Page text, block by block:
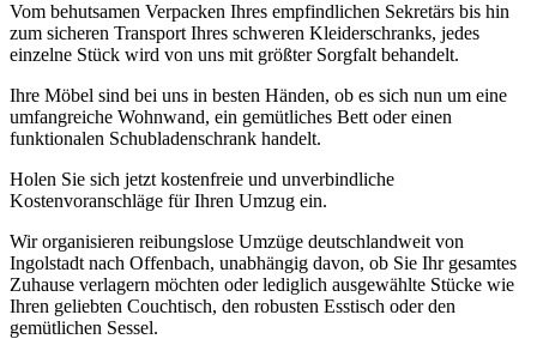
Vom behutsamen Verpacken Ihres empfindlichen Sekretärs bis hin
zum sicheren Transport Ihres schweren Kleiderschranks, jedes
einzelne Stück wird von uns mit größter Sorgfalt behandelt.
Ihre Möbel sind bei uns in besten Händen, ob es sich nun um eine
umfangreiche Wohnwand, ein gemütliches Bett oder einen
funktionalen Schubladenschrank handelt.
Holen Sie sich jetzt kostenfreie und unverbindliche
Kostenvoranschläge für Ihren Umzug ein.
Wir organisieren reibungslose Umzüge deutschlandweit von
Ingolstadt nach Offenbach, unabhängig davon, ob Sie Ihr gesamtes
Zuhause verlagern möchten oder lediglich ausgewählte Stücke wie
Ihren geliebten Couchtisch, den robusten Esstisch oder den
gemütlichen Sessel.